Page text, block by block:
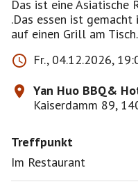
Das ist eine Asiatische
.Das essen ist
auf einen Grill am Tisch.
Fr., 04.12.2026,
Yan Huo BBQ&
Kaiserdamm 89,
Treffpunkt
Im Restaurant